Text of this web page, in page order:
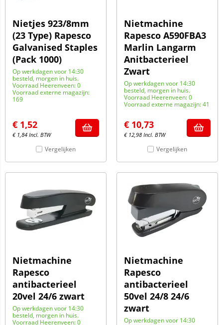
Nietjes 923/8mm
(23 Type) Rapesco
Galvanised Staples
(Pack 1000)
Op werkdagen voor 14:30
besteld, morgen in huis.
Voorraad Heerenveen: 0
Voorraad externe magazijn:
169
€ 1,52
€ 1,84 Incl. BTW
Vergelijken
Nietmachine
Rapesco A590FBA3
Marlin Langarm
Anitbacterieel
Zwart
Op werkdagen voor 14:30
besteld, morgen in huis.
Voorraad Heerenveen: 0
Voorraad externe magazijn: 41
€ 10,73
€ 12,98 Incl. BTW
Vergelijken
Nietmachine
Rapesco
antibacterieel
20vel 24/6 zwart
Op werkdagen voor 14:30
besteld, morgen in huis.
Voorraad Heerenveen: 0
Nietmachine
Rapesco
antibacterieel
50vel 24/8 24/6
zwart
Op werkdagen voor 14:30